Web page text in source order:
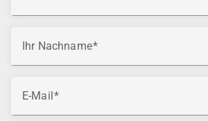
Ihr Nachname
E-Mail